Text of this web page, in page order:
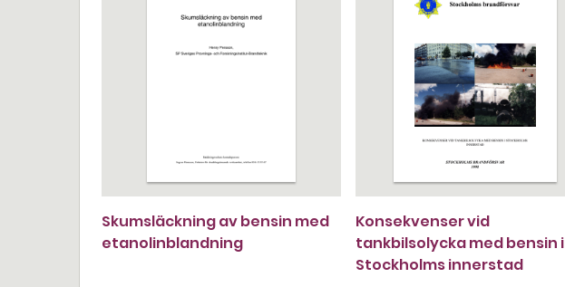
Skumsläckning av bensin med
etanolinblandning
Konsekvenser vid
tankbilsolycka med bensin i
Stockholms innerstad